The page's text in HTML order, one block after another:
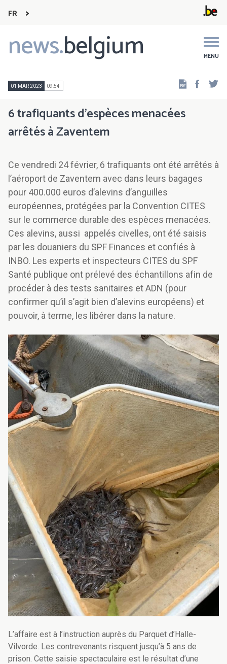
FR
news.belgium MENU
Main
navigation
01 MAR 2023 09:54
6 trafiquants d’espèces menacées
arrêtés à Zaventem
Ce vendredi 24 février, 6 trafiquants ont été arrêtés à
l’aéroport de Zaventem avec dans leurs bagages
pour 400.000 euros d’alevins d’anguilles
européennes, protégées par la Convention CITES
sur le commerce durable des espèces menacées.
Ces alevins, aussi appelés civelles, ont été saisis
par les douaniers du SPF Finances et confiés à
INBO. Les experts et inspecteurs CITES du SPF
Santé publique ont prélevé des échantillons afin de
procéder à des tests sanitaires et ADN (pour
confirmer qu’il s’agit bien d’alevins européens) et
pouvoir, à terme, les libérer dans la nature.
L’affaire est à l’instruction auprès du Parquet d’Halle-
Vilvorde. Les contrevenants risquent jusqu’à 5 ans de
prison. Cette saisie spectaculaire est le résultat d’une